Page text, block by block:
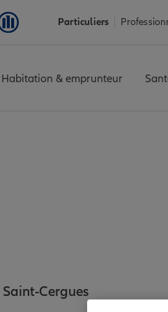
Particuliers
Habitation & emprunteur
Saint-Cergues